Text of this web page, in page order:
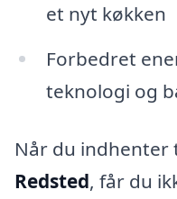
et nyt køkken
Forbedret
teknologi og
Når du indhenter
Redsted, får du